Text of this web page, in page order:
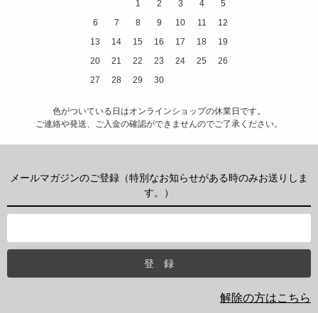
1
2 3 4
5
6
7 8 9 10 11
12
13
14 15 16 17 18
19
20
21 22 23 24 25
26
27
28 29 30
色がついている日はオンラインショップの休業日です。
ご連絡や発送、ご入金の確認ができませんのでご了承ください。
メールマガジンのご登録（特別なお知らせがある時のみお送りしま
す。）
解除の方はこちら